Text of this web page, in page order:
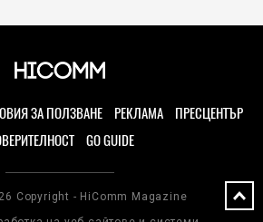
ЗА ПОЛЗВАНЕ РЕКЛАМА
ПРЕСЦЕНТЪР
GO GUIDE
Copyright - HiComm Magazine